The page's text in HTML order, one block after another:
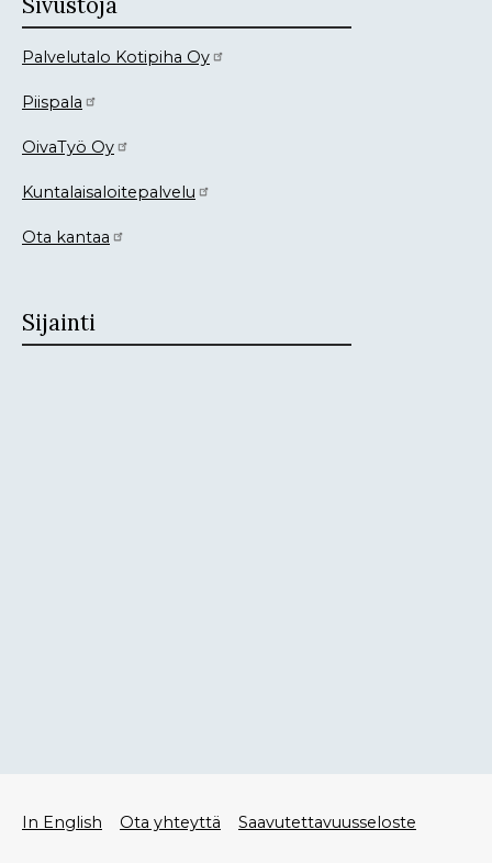
Palvelutalo Kotipiha Oy
Piispala
OivaTyö Oy
Kuntalaisaloitepalvelu
Ota kantaa
Sijainti
Alatunniste
valikko
In English Ota yhteyttä Saavutettavuusseloste